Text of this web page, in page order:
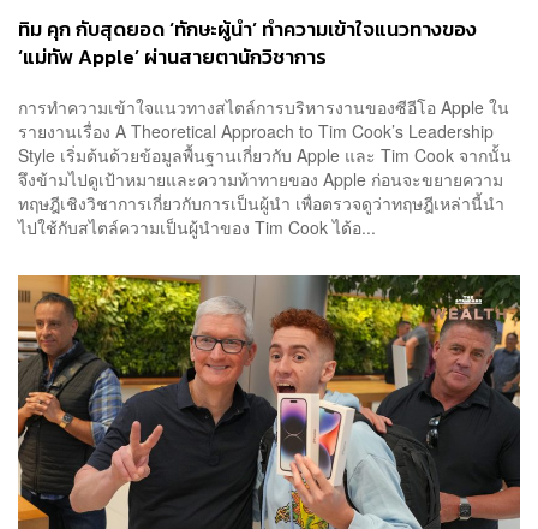
ทิม คุก กับสุดยอด ‘ทักษะผู้นำ’ ทำความเข้าใจแนวทางของ
‘แม่ทัพ Apple’ ผ่านสายตานักวิชาการ
การทำความเข้าใจแนวทางสไตล์การบริหารงานของซีอีโอ Apple ใน
รายงานเรื่อง A Theoretical Approach to Tim Cook’s Leadership
Style เริ่มต้นด้วยข้อมูลพื้นฐานเกี่ยวกับ Apple และ Tim Cook จากนั้น
จึงข้ามไปดูเป้าหมายและความท้าทายของ Apple ก่อนจะขยายความ
ทฤษฎีเชิงวิชาการเกี่ยวกับการเป็นผู้นำ เพื่อตรวจดูว่าทฤษฎีเหล่านี้นำ
ไปใช้กับสไตล์ความเป็นผู้นำของ Tim Cook ได้อ...